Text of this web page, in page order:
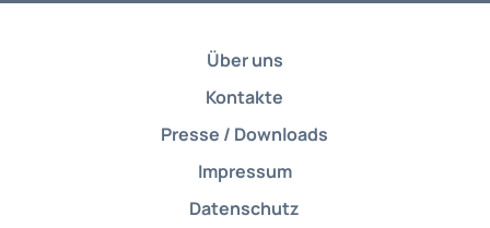
Über uns
Kontakte
Presse / Downloads
Impressum
Datenschutz